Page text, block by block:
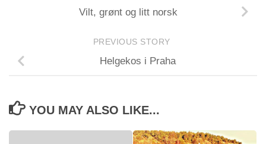
Vilt, grønt og litt norsk
PREVIOUS STORY
Helgekos i Praha
YOU MAY ALSO LIKE...